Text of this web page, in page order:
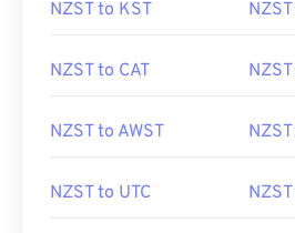
NZST to KST
NZST to CAT
NZST to AWST
NZST to UTC